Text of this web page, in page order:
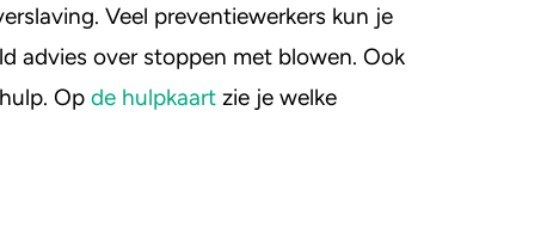
Veel preventiewerkers kun je
advies over stoppen met blowen. Ook
Op de hulpkaart zie je welke